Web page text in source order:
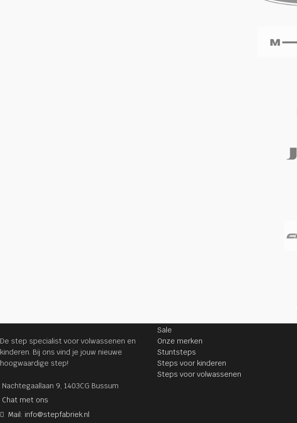
De step specialist voor volwassenen en
kinderen. Bij ons vind je jouw nieuwe
hoogwaardige step!
Nachtegaallaan 9, 1403CG Bussum
Chat met ons
Mail: info@stepfabriek.nl
Sale
Onze merken
Stuntsteps
Steps voor kinderen
Steps voor volwassenen